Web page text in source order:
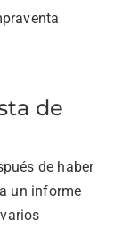
de
de haber
un informe